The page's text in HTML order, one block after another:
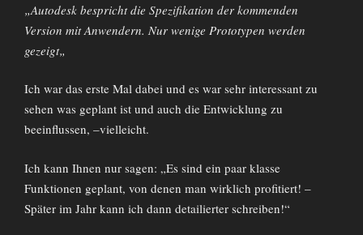
„Autodesk besprichtdie Spezifikation der kommenden
Version mit Anwendern. Nur wenige Prototypen werden
gezeigt„
Ich war das erste Mal dabei und es war sehr interessant zu
sehen was geplant ist und auch die Entwicklung zu
beeinflussen, –vielleicht.
Ich kann Ihnen nur sagen: „Es sind ein paar klasse
Funktionen geplant, von denen man wirklich profitiert! –
Später im Jahr kann ich dann detailierter schreiben!“